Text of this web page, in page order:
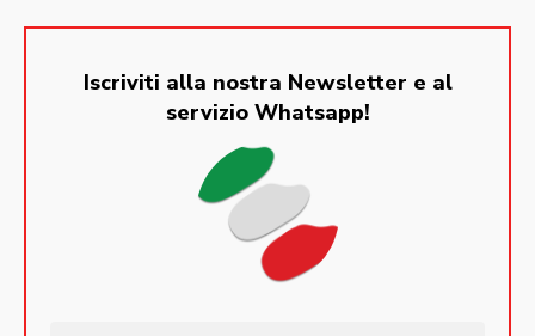
Iscriviti alla nostra Newsletter e al
servizio Whatsapp!